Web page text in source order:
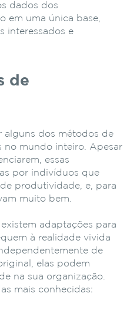
dados dos
em uma única base,
interessados e
de
alguns dos métodos de
mundo inteiro. Apesar
essas
por indivíduos que
produtividade, e, para
muito bem.
adaptações para
à realidade vivida
de
elas podem
na sua organização.
mais conhecidas: